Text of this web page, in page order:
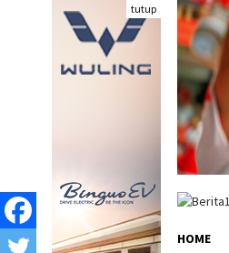
tutup
HOME